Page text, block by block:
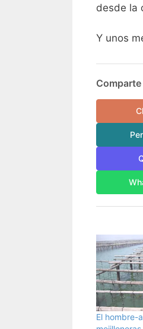
desde la
Y unos
El hombre-